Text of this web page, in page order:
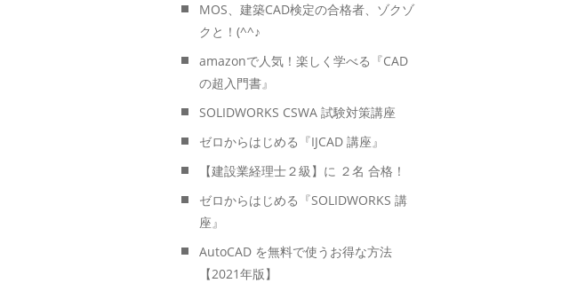
MOS、建築CAD検定の合格者、ゾクゾ
クと！(^^♪
amazonで人気！楽しく学べる『CAD
の超入門書』
SOLIDWORKS CSWA 試験対策講座
ゼロからはじめる『IJCAD 講座』
【建設業経理士２級】に ２名 合格！
ゼロからはじめる『SOLIDWORKS 講
座』
AutoCAD を無料で使うお得な方法
【2021年版】